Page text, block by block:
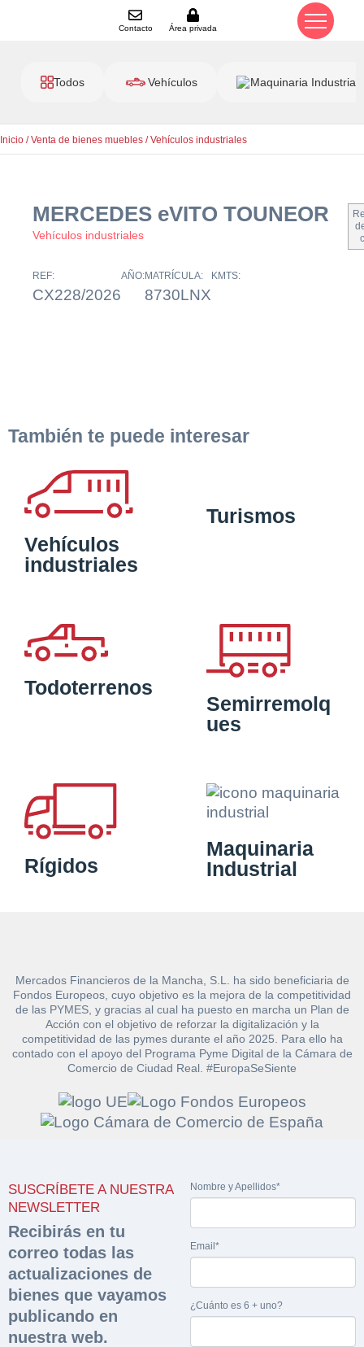
Contacto Área privada
Todos Vehículos Maquinaria Industrial
Inicio /Venta de bienes muebles /Vehículos industriales
MERCEDES eVITO TOUNEOR
Vehículos industriales
REF:
CX228/2026
AÑO:MATRÍCULA:
8730LNX
KMTS:
También te puede interesar
Vehículos
industriales
Turismos
Todoterrenos
Semirremolq
ues
Rígidos
Maquinaria
Industrial
Mercados Financieros de la Mancha, S.L. ha sido beneficiaria de
Fondos Europeos, cuyo objetivo es la mejora de la competitividad
de las PYMES, y gracias al cual ha puesto en marcha un Plan de
Acción con el objetivo de reforzar la digitalización y la
competitividad de las pymes durante el año 2025. Para ello ha
contado con el apoyo del Programa Pyme Digital de la Cámara de
Comercio de Ciudad Real. #EuropaSeSiente
SUSCRÍBETE A NUESTRA
NEWSLETTER
Recibirás en tu
correo todas las
actualizaciones de
bienes que vayamos
publicando en
nuestra web.
Nombre y Apellidos*
Email*
¿Cuánto es 6 + uno?
Solicitar
documentación
sobre la peritación
Rellene este formulario y recibirá en su email el
enlace para descargar la documentación
Nombre y Apellidos*
Hacer Oferta
Razón social*
Teléfono*
Nombre y Apellidos*
Sobre Merfinsa
Venta de bienes muebles